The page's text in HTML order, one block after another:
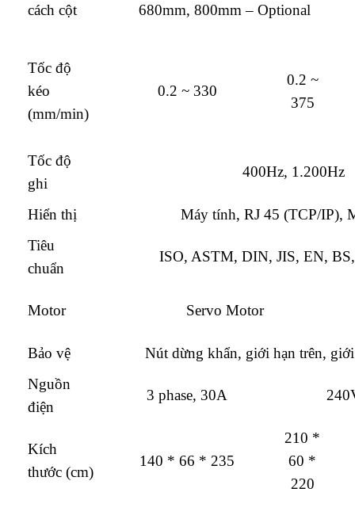
cách cột
680mm, 800mm – Optional
Tốc độ
kéo
(mm/min)
0.2 ~ 330
0.2 ~
375
Tốc độ
ghi
400Hz, 1.200Hz
Hiển thị
Máy tính, RJ 45 (TCP/IP),
Tiêu
chuẩn
ISO, ASTM, DIN, JIS, EN,
Motor Servo Motor
Bảo vệ
Nút dừng khẩn, giới hạn trên,
Nguồn
điện
3 phase, 30A
Kích
thước (cm)
140 * 66 * 235
210 *
60 *
220